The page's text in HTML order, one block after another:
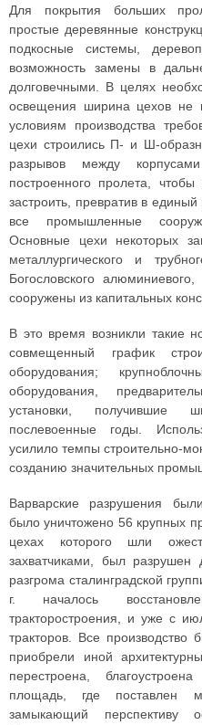
Для покрытия больших
простые деревянные
подкосные системы,
возможность замены в
долговечными. В целях
освещения ширина цехов
условиям производства
цехи строились П- и Ш-
разрывов между
построенного пролета,
застроить, превратив в
все промышленные
Основные цехи некоторых
металлургического и
Богословского
сооружены из капитальных
В это время возникли такие
совмещенный график
оборудования;
оборудования,
установки, получившие
послевоенные годы.
усилило темпы строительно-
созданию значительных
Варварские разрушения
было уничтожено 56 крупных
цехах которого шли
захватчиками, был
разгрома сталинградской
г. началось
тракторостроения, и уже с
тракторов. Все производство
приобрели иной
перестроена,
площадь, где поставлен
замыкающий перспективу